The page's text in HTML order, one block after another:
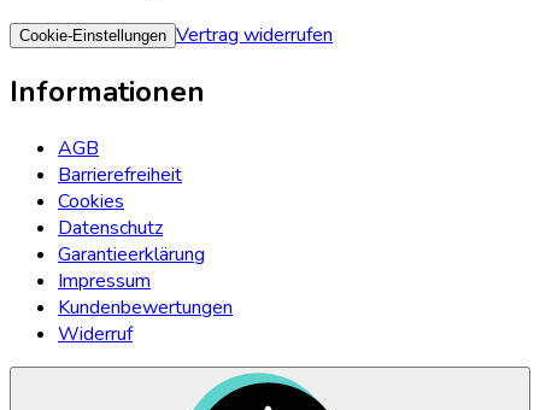
Cookie-Einstellungen Vertrag widerrufen
Informationen
AGB
Barrierefreiheit
Cookies
Datenschutz
Garantieerklärung
Impressum
Kundenbewertungen
Widerruf